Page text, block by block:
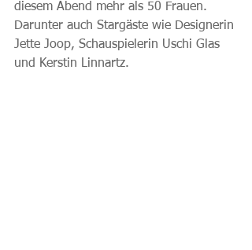
diesem Abend mehr als 50 Frauen.
Darunter auch Stargäste wie Designerin
Jette Joop, Schauspielerin Uschi Glas
und Kerstin Linnartz.